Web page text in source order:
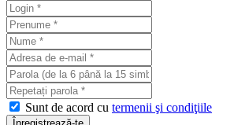
Sunt de acord cu termenii şi condiţiile